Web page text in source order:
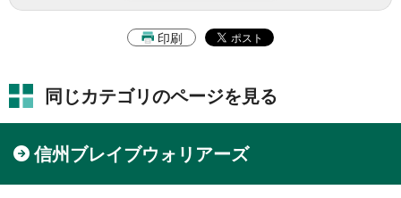
印刷
同じカテゴリのページを見る
信州ブレイブウォリアーズ